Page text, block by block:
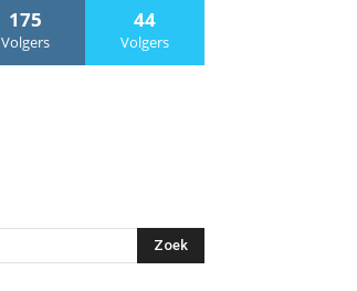
175
Volgers
44
Volgers